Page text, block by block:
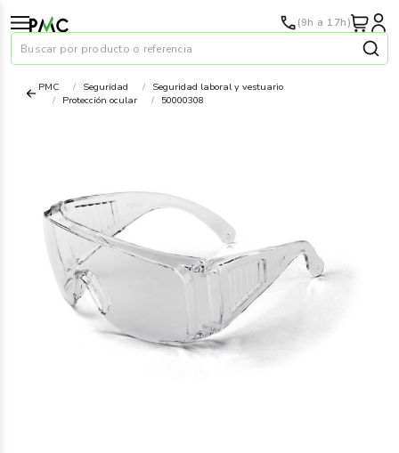
Material oficina
Audiovisuales
Tinta y tóner
(9h a 17h)
Buscar por producto o referencia
PMC Seguridad
Seguridad laboral y vestuario
Protección ocular
50000308